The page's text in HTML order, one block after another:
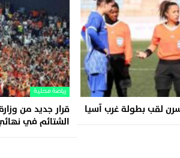
لقب بطولة غرب آسيا
رياضة محلية
قرار جديد من
الشتائم في